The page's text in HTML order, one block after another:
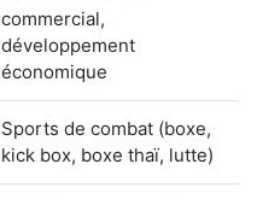
commercial,
développement
économique
Sports de combat (boxe,
kick box, boxe thaï, lutte)